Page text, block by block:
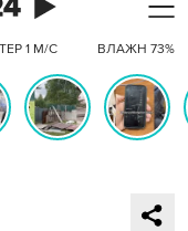
1 М/С ВЛАЖН 73%